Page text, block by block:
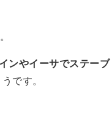
ンやイーサでステーブ
です。